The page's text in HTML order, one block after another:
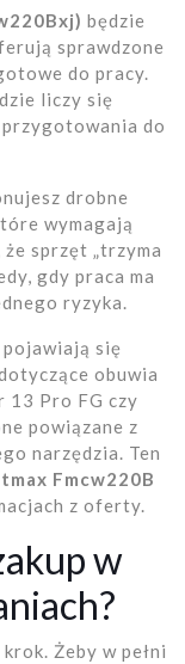
będzie
sprawdzone
do pracy.
liczy się
do
drobne
wymagają
sprzęt „trzyma
gdy praca ma
ryzyka.
się
obuwia
13 Pro FG czy
powiązane z
narzędzia. Ten
Fmcw220B
z oferty.
w
Żeby w pełni